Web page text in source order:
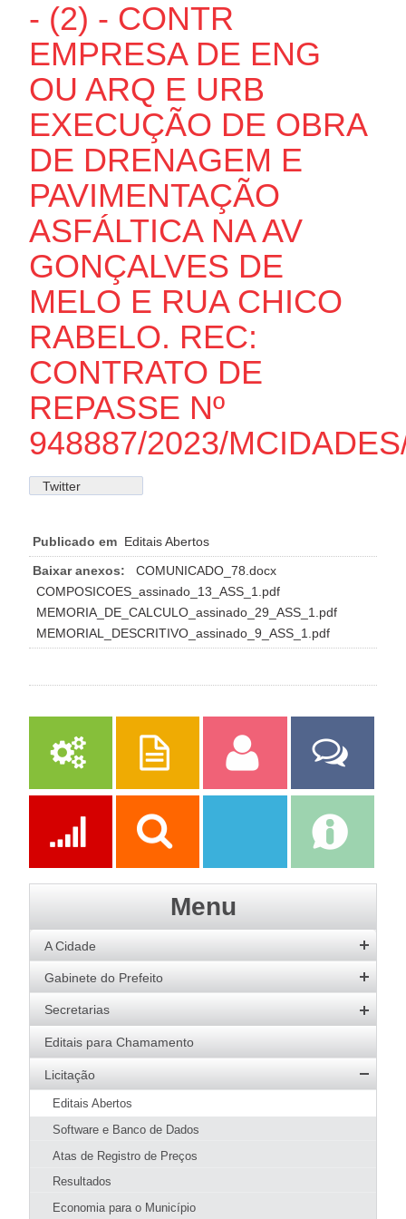
- (2) - CONTR
EMPRESA DE ENG
OU ARQ E URB
EXECUÇÃO DE OBRA
DE DRENAGEM E
PAVIMENTAÇÃO
ASFÁLTICA NA AV
GONÇALVES DE
MELO E RUA CHICO
RABELO. REC:
CONTRATO DE
REPASSE Nº
948887/2023/
Twitter
Publicado em Editais Abertos
Baixar anexos:
COMUNICADO_78.docx
COMPOSICOES_assinado_13_ASS_1.pdf
MEMORIA_DE_CALCULO_assinado_29_ASS_1.pdf
MEMORIAL_DESCRITIVO_assinado_9_ASS_1.pdf
Serviços Publicações Servidor
Fale Com a
Prefeitura
Menu
A Cidade
História
Bandeira
Acervo de Imagens
Galeria de Prefeitos
Patrimônio Cultural
Agenda de Eventos
Guia Prático
Hotéis e Pousadas
Restaurantes
Gabinete do Prefeito
Prefeito
Agenda do Prefeito
Secretarias
Agricultura
Educação
Esportes
Editais para Chamamento
Licitação
Editais Abertos
Software e Banco de Dados
Atas de Registro de Preços
Resultados
Economia para o Município